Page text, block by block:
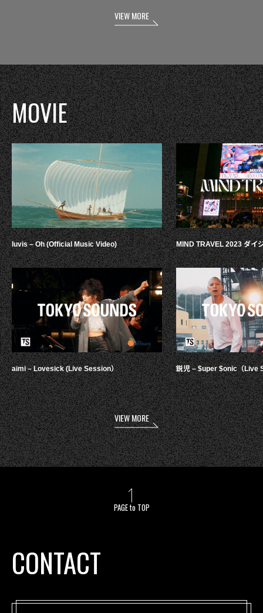
VIEW MORE
MOVIE
luvis – Oh (Official Music Video)
aimi – Lovesick (Live Session）
MIND TRAVEL 2023 ダイ
鋭児 – $uper $onic（Live
VIEW MORE
PAGE to TOP
CONTACT